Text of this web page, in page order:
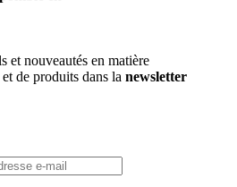
et nouveautés en matière
de produits dans la newsletter